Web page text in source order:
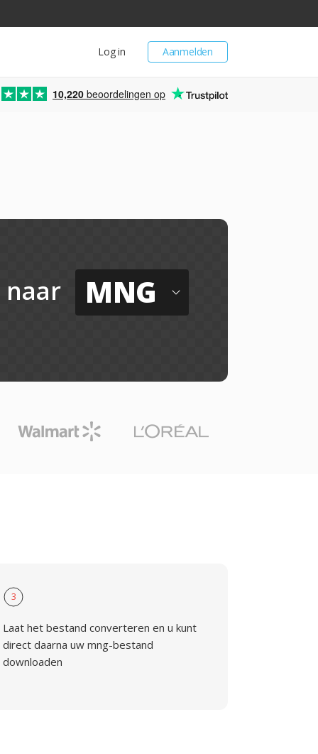
Aanmelden
Log in
10,220 beoordelingen op
naar MNG
3
Laat het bestand converteren en u kunt
direct daarna uw mng-bestand
downloaden